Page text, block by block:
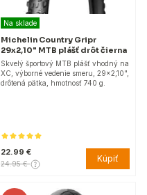
Na sklade
Michelin Country Gripr
29x2,10" MTB plášť drôt čierna
Skvelý športový MTB plášť vhodný na
XC, výborné vedenie smeru, 29x2,10",
drôtená pätka, hmotnosť 740 g.
22.99 €
24.95 € Kúpiť